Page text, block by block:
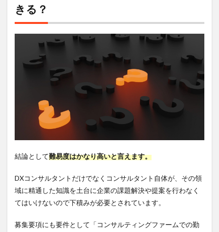
きる？
結論として難易度はかなり高いと言えます。
DXコンサルタントだけでなくコンサルタント自体が、その領
域に精通した知識を土台に企業の課題解決や提案を行わなく
てはいけないので下積みが必要とされています。
募集要項にも要件として「コンサルティングファームでの勤